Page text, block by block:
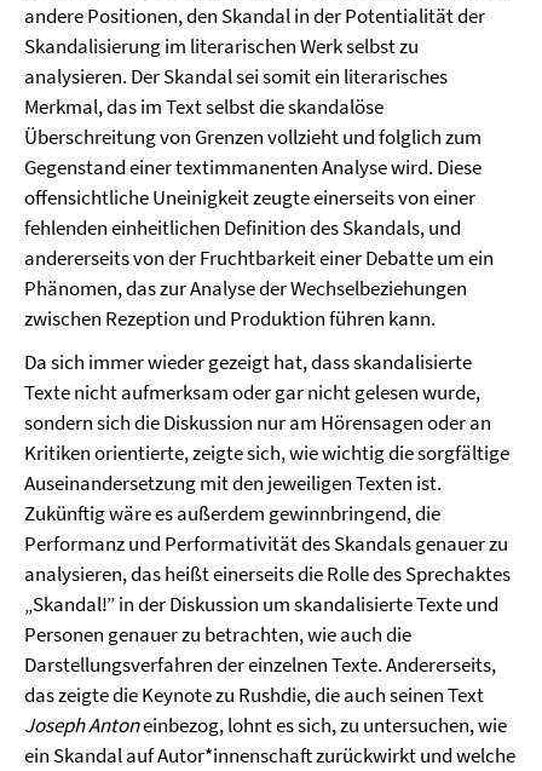
andere Positionen, den Skandal in der Potentialität der
Skandalisierung im literarischen Werk selbst zu
analysieren. Der Skandal sei somit ein literarisches
Merkmal, das im Text selbst die skandalöse
Überschreitung von Grenzen vollzieht und folglich zum
Gegenstand einer textimmanenten Analyse wird. Diese
offensichtliche Uneinigkeit zeugte einerseits von einer
fehlenden einheitlichen Definition des Skandals, und
andererseits von der Fruchtbarkeit einer Debatte um ein
Phänomen, das zur Analyse der Wechselbeziehungen
zwischen Rezeption und Produktion führen kann.
Da sich immer wieder gezeigt hat, dass skandalisierte
Texte nicht aufmerksam oder gar nicht gelesen wurde,
sondern sich die Diskussion nur am Hörensagen oder an
Kritiken orientierte, zeigte sich, wie wichtig die sorgfältige
Auseinandersetzung mit den jeweiligen Texten ist.
Zukünftig wäre es außerdem gewinnbringend, die
Performanz und Performativität des Skandals genauer zu
analysieren, das heißt einerseits die Rolle des Sprechaktes
„Skandal!” in der Diskussion um skandalisierte Texte und
Personen genauer zu betrachten, wie auch die
Darstellungsverfahren der einzelnen Texte. Andererseits,
das zeigte die Keynote zu Rushdie, die auch seinen Text
Joseph Antoneinbezog, lohnt es sich, zu untersuchen, wie
ein Skandal auf Autor*innenschaft zurückwirkt und welche